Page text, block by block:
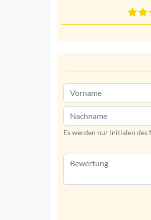
Es werden nur Initialen des